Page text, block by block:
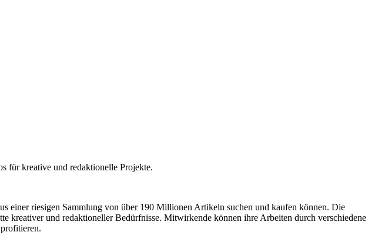
für kreative und redaktionelle Projekte.
einer riesigen Sammlung von über 190 Millionen Artikeln suchen und kaufen können. Die
kreativer und redaktioneller Bedürfnisse. Mitwirkende können ihre Arbeiten durch verschiedene